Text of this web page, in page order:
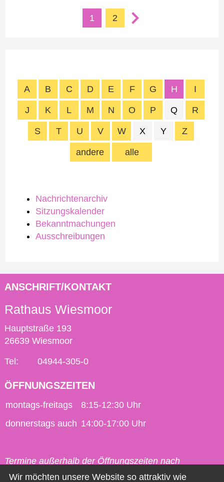
1 2
Nachrichtenarchiv
Sitzungskalender
Bekanntmachungen
Ausschreibungen
alle
A B C D E F G H I
J K L M N O P Q R
S T U V W X Y Z
andere
ANSCHRIFT/KONTAKT
Rathaus Wiesmoor
Hauptstraße 193
26639 Wiesmoor
Tel: 04944-305-0
ÖFFNUNGSZEITEN
montags-freitags
8:15-12:30 Uhr
donnerstags auch 14:00-17:00 Uhr
Termine außerhalb der Öffnungszeiten nach
vorheriger Vereinbarung möglich.
Wir möchten unsere Website so attraktiv wie